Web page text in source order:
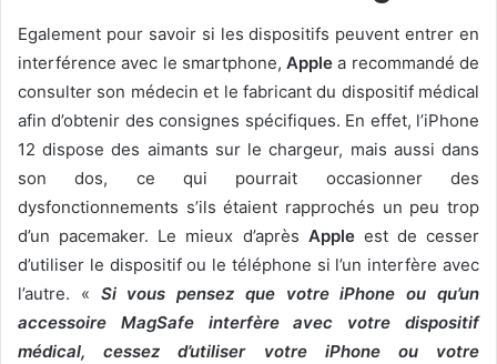
Egalement pour savoir si les dispositifs peuvent entrer en
interférence avec le smartphone,Apple a recommandé de
consulter son médecin et le fabricant du dispositif médical
afin d’obtenir des consignes spécifiques. En effet, l’iPhone
12 dispose des aimants sur le chargeur, mais aussi dans
son dos, ce qui pourrait occasionner des
dysfonctionnements s’ils étaient rapprochés un peu trop
d’un pacemaker. Le mieux d’après Appleest de cesser
d’utiliser le dispositif ou le téléphone si l’un interfère avec
l’autre. « Si vous pensez que votre iPhone ou qu’un
accessoire MagSafe interfère avec votre dispositif
médical, cessez d’utiliser votre iPhone ou votre